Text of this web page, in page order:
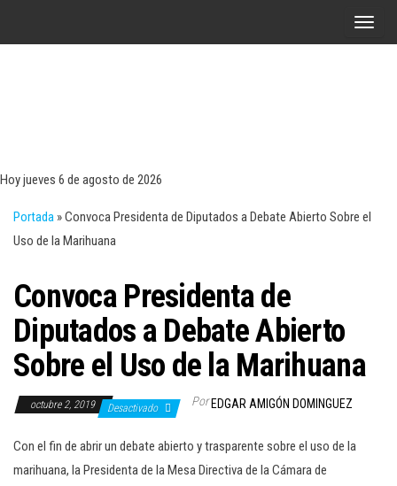
A
l
g
Hoy jueves 6 de agosto de 2026
Portada »Convoca Presidenta de Diputados a Debate Abierto Sobre el
Uso de la Marihuana
Convoca Presidenta de
Diputados a Debate Abierto
Sobre el Uso de la Marihuana
octubre 2, 2019 Desactivado Por EDGAR AMIGÓN DOMINGUEZ
Con el fin de abrir un debate abierto y trasparente sobre el uso de la
marihuana, la Presidenta de la Mesa Directiva de la Cámara de